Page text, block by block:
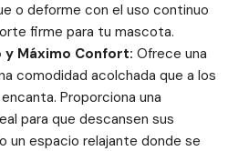
o deforme con el uso continuo
firme para tu mascota.
Máximo Confort: Ofrece una
comodidad acolchada que a los
Proporciona una
para que descansen sus
un espacio relajante donde se